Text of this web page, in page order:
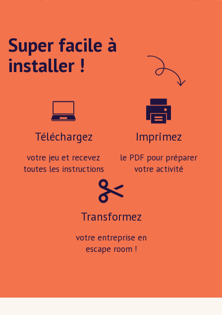
Super facile à
installer !
Téléchargez
votre jeu et recevez
toutes les instructions
Imprimez
le PDF pour préparer
votre activité
Transformez
votre entreprise en
escape room !